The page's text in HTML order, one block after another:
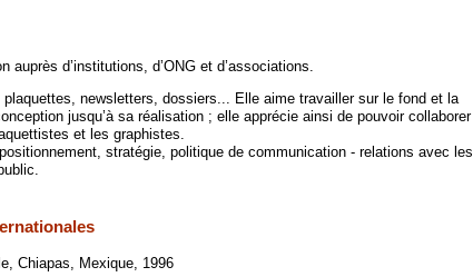
d’institutions, d’ONG et d’associations.
newsletters, dossiers... Elle aime travailler sur le fond et la
jusqu’à sa réalisation ; elle apprécie ainsi de pouvoir collaborer
et les graphistes.
stratégie, politique de communication - relations avec les
Chiapas, Mexique, 1996